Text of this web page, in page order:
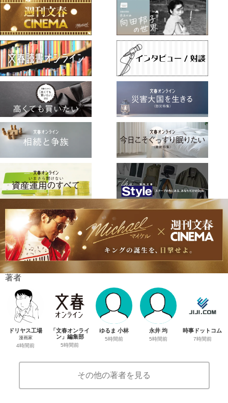
著者
ドリヤス工場
漫画家
4時間前
「文春オンライ
ン」編集部
5時間前
ゆるま 小林
5時間前
永井 均
5時間前
時事ドットコム
7時間前
その他の著者を見る